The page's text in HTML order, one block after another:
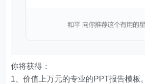
你将获得：
1、价值上万元的专业的PPT报告模板。